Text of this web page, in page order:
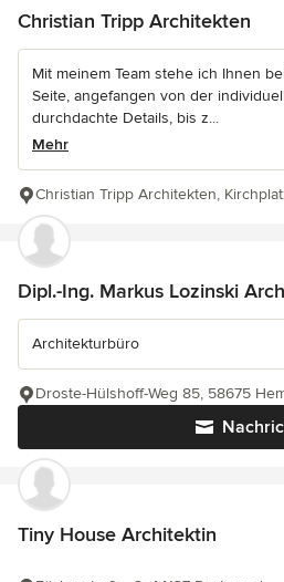
Christian Tripp Architekten
Mit meinem Team stehe ich Ihnen
Seite, angefangen von der
durchdachte Details, bis z...
Mehr
Christian Tripp Architekten,
Dipl.-Ing. Markus Lozinski
Architekturbüro
Droste-Hülshoff-Weg 85, 58675
Tiny House Architektin